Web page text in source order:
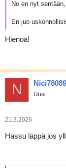
No en nyt
En juo
Hienoa!
N Nici78089
Uusi
21.3.2026
Hassu läppä jos